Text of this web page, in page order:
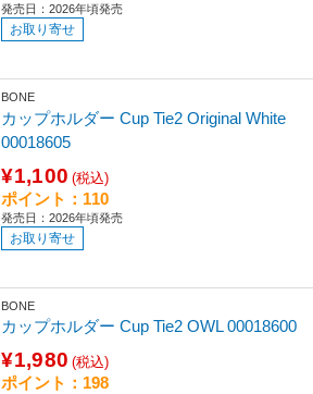
発売日：2026年頃発売
お取り寄せ
BONE
カップホルダー Cup Tie2 Original White
00018605
¥1,100 (税込)
ポイント：110
発売日：2026年頃発売
お取り寄せ
BONE
カップホルダー Cup Tie2 OWL 00018600
¥1,980 (税込)
ポイント：198